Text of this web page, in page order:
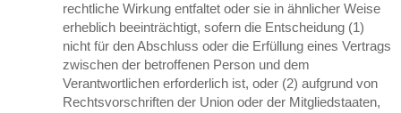
rechtliche Wirkung entfaltet oder sie in ähnlicher Weise
erheblich beeinträchtigt, sofern die Entscheidung (1)
nicht für den Abschluss oder die Erfüllung eines Vertrags
zwischen der betroffenen Person und dem
Verantwortlichen erforderlich ist, oder (2) aufgrund von
Rechtsvorschriften der Union oder der Mitgliedstaaten,